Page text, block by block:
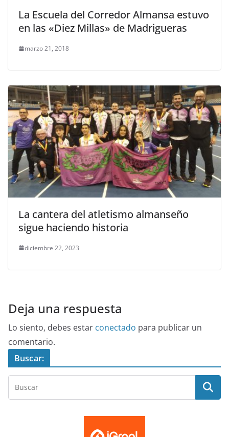
La Escuela del Corredor Almansa estuvo
en las «Diez Millas» de Madrigueras
marzo 21, 2018
La cantera del atletismo almanseño
sigue haciendo historia
diciembre 22, 2023
Deja una respuesta
Lo siento, debes estar conectado para publicar un
comentario.
Buscar: